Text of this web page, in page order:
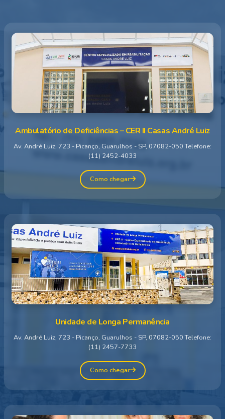
Ambulatório de Deficiências – CER II Casas André Luiz
Av. André Luiz, 723 - Picanço, Guarulhos - SP, 07082-050 Telefone:
(11) 2452-4033
Como chegar
Unidade de Longa Permanência
Av. André Luiz, 723 - Picanço, Guarulhos - SP, 07082-050 Telefone:
(11) 2457-7733
Como chegar